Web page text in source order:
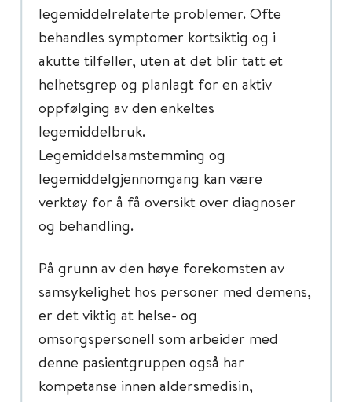
legemiddelrelaterte problemer. Ofte
behandles symptomer kortsiktig og i
akutte tilfeller, uten at det blir tatt et
helhetsgrep og planlagt for en aktiv
oppfølging av den enkeltes
legemiddelbruk.
Legemiddelsamstemming og
legemiddelgjennomgang kan være
verktøy for å få oversikt over diagnoser
og behandling.
På grunn av den høye forekomsten av
samsykelighet hos personer med demens,
er det viktig at helse- og
omsorgspersonell som arbeider med
denne pasientgruppen også har
kompetanse innen aldersmedisin,